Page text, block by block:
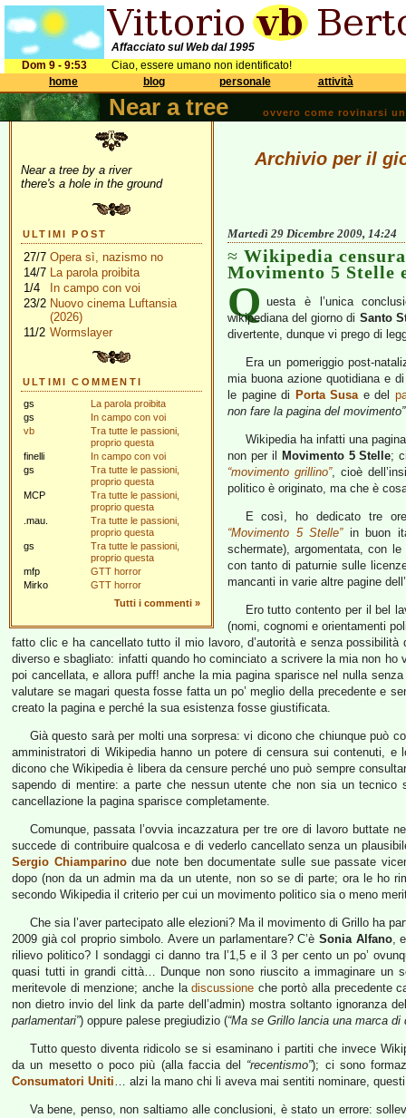
Affacciato sul Web dal 1995
Dom 9 - 9:53
Ciao, essere umano non identificato!
home
blog personale attività
Near a tree ovvero come rovinarsi
Near a tree by a river
there's a hole in the ground
ULTIMI POST
27/7 Opera sì, nazismo no
14/7 La parola proibita
1/4
In campo con voi
23/2 Nuovo cinema Luftansia
(2026)
11/2 Wormslayer
ULTIMI COMMENTI
gs
La parola proibita
gs
In campo con voi
vb
Tra tutte le passioni,
proprio questa
finelli
In campo con voi
gs
Tra tutte le passioni,
proprio questa
MCP
Tra tutte le passioni,
proprio questa
.mau.
Tra tutte le passioni,
proprio questa
gs
Tra tutte le passioni,
proprio questa
mfp
GTT horror
Mirko
GTT horror
Tutti i commenti »
Archivio per il
Martedì 29 Dicembre 2009, 14:24
Wikipedia
Movimento 5 Stelle
Q uesta è l’unica
wikipediana del giorno di Santo
divertente, dunque vi prego di
Era un pomeriggio post-
mia buona azione quotidiana e
le pagine di Porta Susae del
non fare la pagina del movimento”
Wikipedia ha infatti una
non per il
Movimento 5 Stelle;
“movimento grillino”, cioè
politico è originato, ma che è
E così, ho dedicato tre
“Movimento 5 Stelle”in buon
schermate), argomentata, con
con tanto di paturnie sulle
mancanti in varie altre pagine
Ero tutto contento per il bel
(nomi, cognomi e orientamenti
fatto clic e ha cancellato tutto il mio lavoro, d’autorità e senza
diverso e sbagliato: infatti quando ho cominciato a scrivere la mia non
poi cancellata, e allora puff! anche la mia pagina sparisce nel nulla
valutare se magari questa fosse fatta un po’ meglio della precedente e
creato la pagina e perché la sua esistenza fosse giustificata.
Già questo sarà per molti una sorpresa: vi dicono che chiunque può
amministratori di Wikipedia hanno un potere di censura sui contenuti,
dicono che Wikipedia è libera da censure perché uno può sempre
sapendo di mentire: a parte che nessun utente che non sia un
cancellazione la pagina sparisce completamente.
Comunque, passata l’ovvia incazzatura per tre ore di lavoro buttate
succede di contribuire qualcosa e di vederlo cancellato senza un
Sergio Chiamparinodue note ben documentate sulle sue passate
dopo (non da un admin ma da un utente, non so se di parte; ora le ho
secondo Wikipedia il criterio per cui un movimento politico sia o meno
Che sia l’aver partecipato alle elezioni? Ma il movimento di Grillo ha
2009 già col proprio simbolo. Avere un parlamentare? C’è Sonia Alfano,
rilievo politico? I sondaggi ci danno tra l’1,5 e il 3 per cento un po’
quasi tutti in grandi città… Dunque non sono riuscito a immaginare un
meritevole di menzione; anche ladiscussione che portò alla precedente
non dietro invio del link da parte dell’admin) mostra soltanto ignoranza
parlamentari”) oppure palese pregiudizio (“Ma se Grillo lancia una marca
Tutto questo diventa ridicolo se si esaminano i partiti che invece
da un mesetto o poco più (alla faccia del “recentismo”); ci sono
Consumatori Uniti… alzi la mano chi li aveva mai sentiti nominare,
Va bene, penso, non saltiamo alle conclusioni, è stato un errore: